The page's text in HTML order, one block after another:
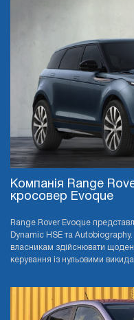
Компанія Range
кросовер Evoque
Range Rover Evoque
Dynamic HSE та
власникам здійснювати
керування із нульовими